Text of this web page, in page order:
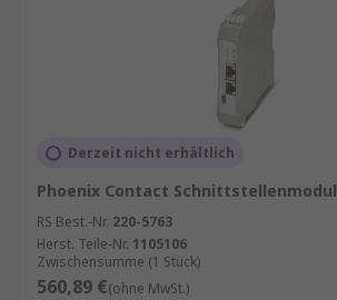
Derzeit nicht erhältlich
Phoenix Contact Schnittstellenmodul
RS Best.-Nr. 220-5763
Herst. Teile-Nr. 1105106
Zwischensumme (1 Stück)
560,89 €(ohne MwSt.)